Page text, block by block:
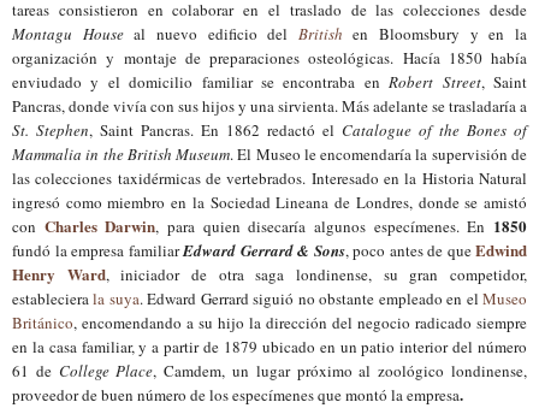
tareas consistieron en colaborar en el traslado de las colecciones desde
Montagu Houseal nuevo edificio del British en Bloomsbury y en la
organización y montaje de preparaciones osteológicas. Hacía 1850 había
enviudado y el domicilio familiar se encontraba enRobert Street, Saint
Pancras, donde vivía con sus hijos y una sirvienta. Más adelante se trasladaría a
St. Stephen, Saint Pancras. En 1862 redactó el Catalogue of the Bones of
Mammalia in the British Museum. El Museo le encomendaría la supervisión de
las colecciones taxidérmicas de vertebrados. Interesado en la Historia Natural
ingresó como miembro en la Sociedad Lineana de Londres, donde se amistó
con Charles Darwin, para quien disecaría algunos especímenes. En 1850
fundó la empresa familiarEdward Gerrard & Sons, poco antes de queEdwind
Henry Ward, iniciador de otra saga londinense, su gran competidor,
establecierala suya. Edward Gerrard siguió no obstante empleado en elMuseo
Británico, encomendando a su hijo la dirección del negocio radicado siempre
en la casa familiar, y a partir de 1879 ubicado en un patio interior del número
61 de College Place, Camdem, un lugar próximo al zoológico londinense,
proveedor de buen número de los especímenes que montó la empresa.